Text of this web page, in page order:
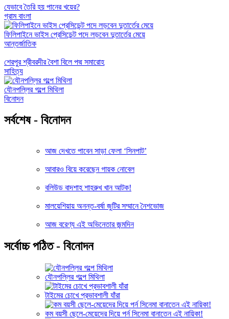
যেভাবে তৈরি হয় পানের খয়ের?
গ্রাম বাংলা
ফিলিপাইনে ভাইস প্রেসিডেন্ট পদে লড়বেন দুতার্তের মেয়ে
আন্তর্জাতিক
শেরপুর শ্রীবরদীর বৈশা বিলে পদ্ম সমারোহ
সাহিত্য
যৌনপল্লির গল্পে মিথিলা
বিনোদন
সর্বশেষ - বিনোদন
আজ দেখতে পাবেন সাড়া ফেলা ‘সিনপাট’
আবারও বিয়ে করেছেন গায়ক নোবেল
বলিউড বাদশাহ শাহরুখ খান আটক!
মালয়েশিয়ায় অনন্ত-বর্ষা জুটির সম্মানে নৈশভোজ
আজ বরেণ্য এই অভিনেতার জন্মদিন
সর্বোচ্চ পঠিত - বিনোদন
যৌনপল্লির গল্পে মিথিলা
টাইমের চোখে প্রভাবশালী যাঁরা
কম বয়সী ছেলে-মেয়েদের দিয়ে পর্ন সিনেমা বানাতেন এই নায়িকা!